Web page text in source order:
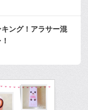
ング！アラサー混